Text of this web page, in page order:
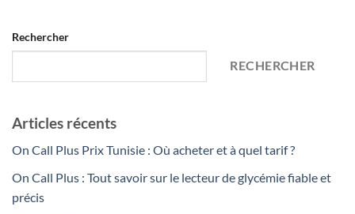
Rechercher
RECHERCHER
Articles récents
On Call Plus Prix Tunisie : Où acheter et à quel tarif ?
On Call Plus : Tout savoir sur le lecteur de glycémie fiable et
précis